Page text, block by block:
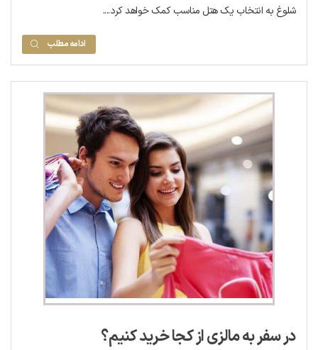
شلوغ به انتخاب یک هتل مناسب کمک خواهد کرد....
ادامه مطلب
در سفر به مالزی از کجا خرید کنیم؟